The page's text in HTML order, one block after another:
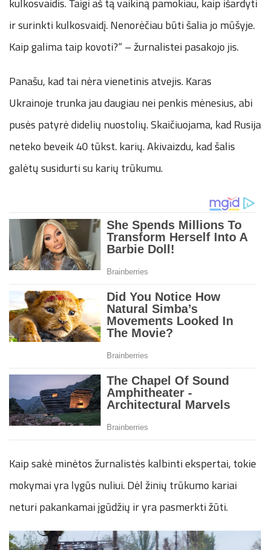
kulkosvaidis. Taigi aš tą vaikiną pamokiau, kaip išardyti
ir surinkti kulkosvaidį. Nenorėčiau būti šalia jo mūšyje.
Kaip galima taip kovoti?“ – žurnalistei pasakojo jis.
Panašu, kad tai nėra vienetinis atvejis. Karas
Ukrainoje trunka jau daugiau nei penkis mėnesius, abi
pusės patyrė didelių nuostolių. Skaičiuojama, kad Rusija
neteko beveik 40 tūkst. karių. Akivaizdu, kad šalis
galėtų susidurti su karių trūkumu.
Kaip sakė minėtos žurnalistės kalbinti ekspertai, tokie
mokymai yra lygūs nuliui. Dėl žinių trūkumo kariai
neturi pakankamai įgūdžių ir yra pasmerkti žūti.